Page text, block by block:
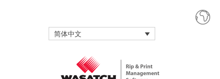
简体中文